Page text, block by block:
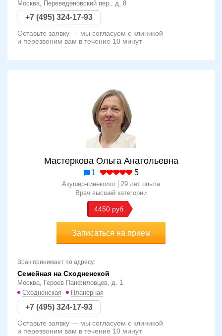
Москва, Переведеновский пер., д. 8
+7 (495) 324-17-93
Оставьте заявку — мы согласуем с клиникой
и перезвоним вам в течение 10 минут
Мастеркова Ольга Анатольевна
1 5
Акушер-гинеколог
29 лет опыта
Врач высшей категории
4450
Записаться на прием
Врач принимает по адресу:
Семейная на Сходненской
Москва, Героев Панфиловцев, д. 1
Сходненская
Планерная
+7 (495) 324-17-93
Оставьте заявку — мы согласуем с клиникой
и перезвоним вам в течение 10 минут